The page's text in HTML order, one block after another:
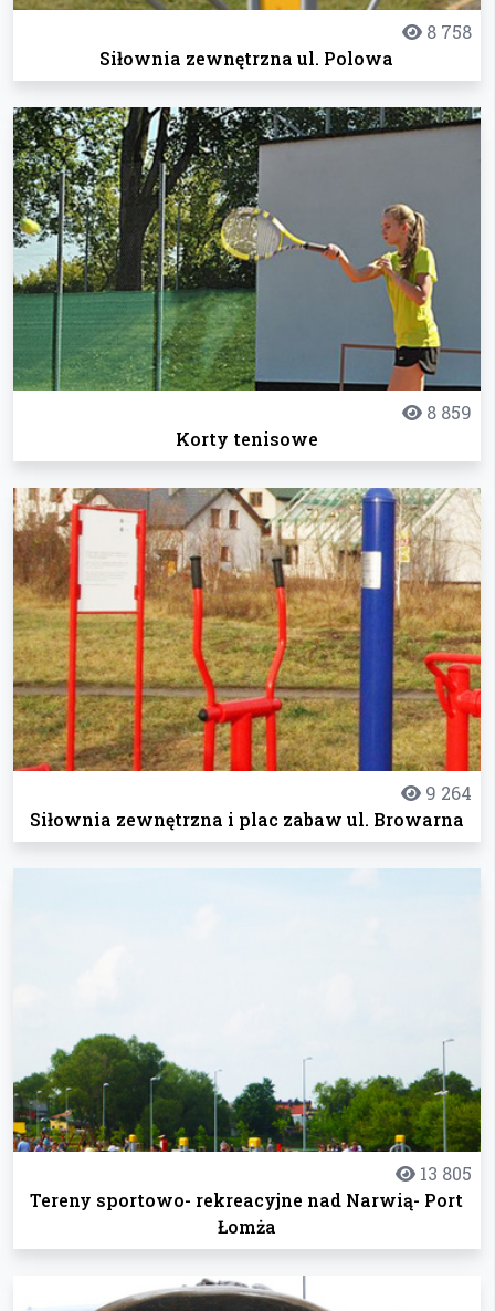
8 758
Siłownia zewnętrzna ul. Polowa
8 859
Korty tenisowe
9 264
Siłownia zewnętrzna i plac zabaw ul. Browarna
13 805
Tereny sportowo- rekreacyjne nad Narwią- Port
Łomża